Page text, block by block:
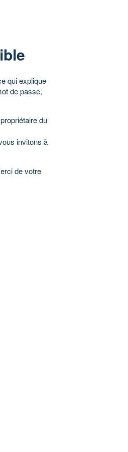
qui explique
de passe,
du
invitons à
de votre